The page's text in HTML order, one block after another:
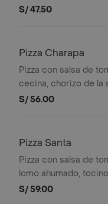
aceitunas negras y
S/ 47.50
Pizza Charapa
Pizza con salsa de
cecina, chorizo de la
pimiento, 8 slices
S/ 56.00
Pizza Santa
Pizza con salsa de
lomo ahumado,
aceitunas y pimiento.
S/ 59.00